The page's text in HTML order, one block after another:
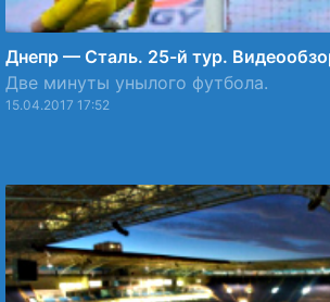
Днепр — Сталь. 25-й тур.
Две минуты унылого футбола.
15.04.2017 17:52